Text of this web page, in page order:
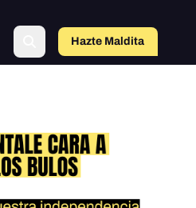
Hazte Maldito